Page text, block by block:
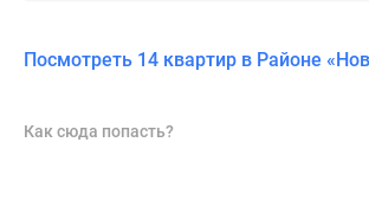
Посмотреть 14 квартир в Районе
Как сюда попасть?